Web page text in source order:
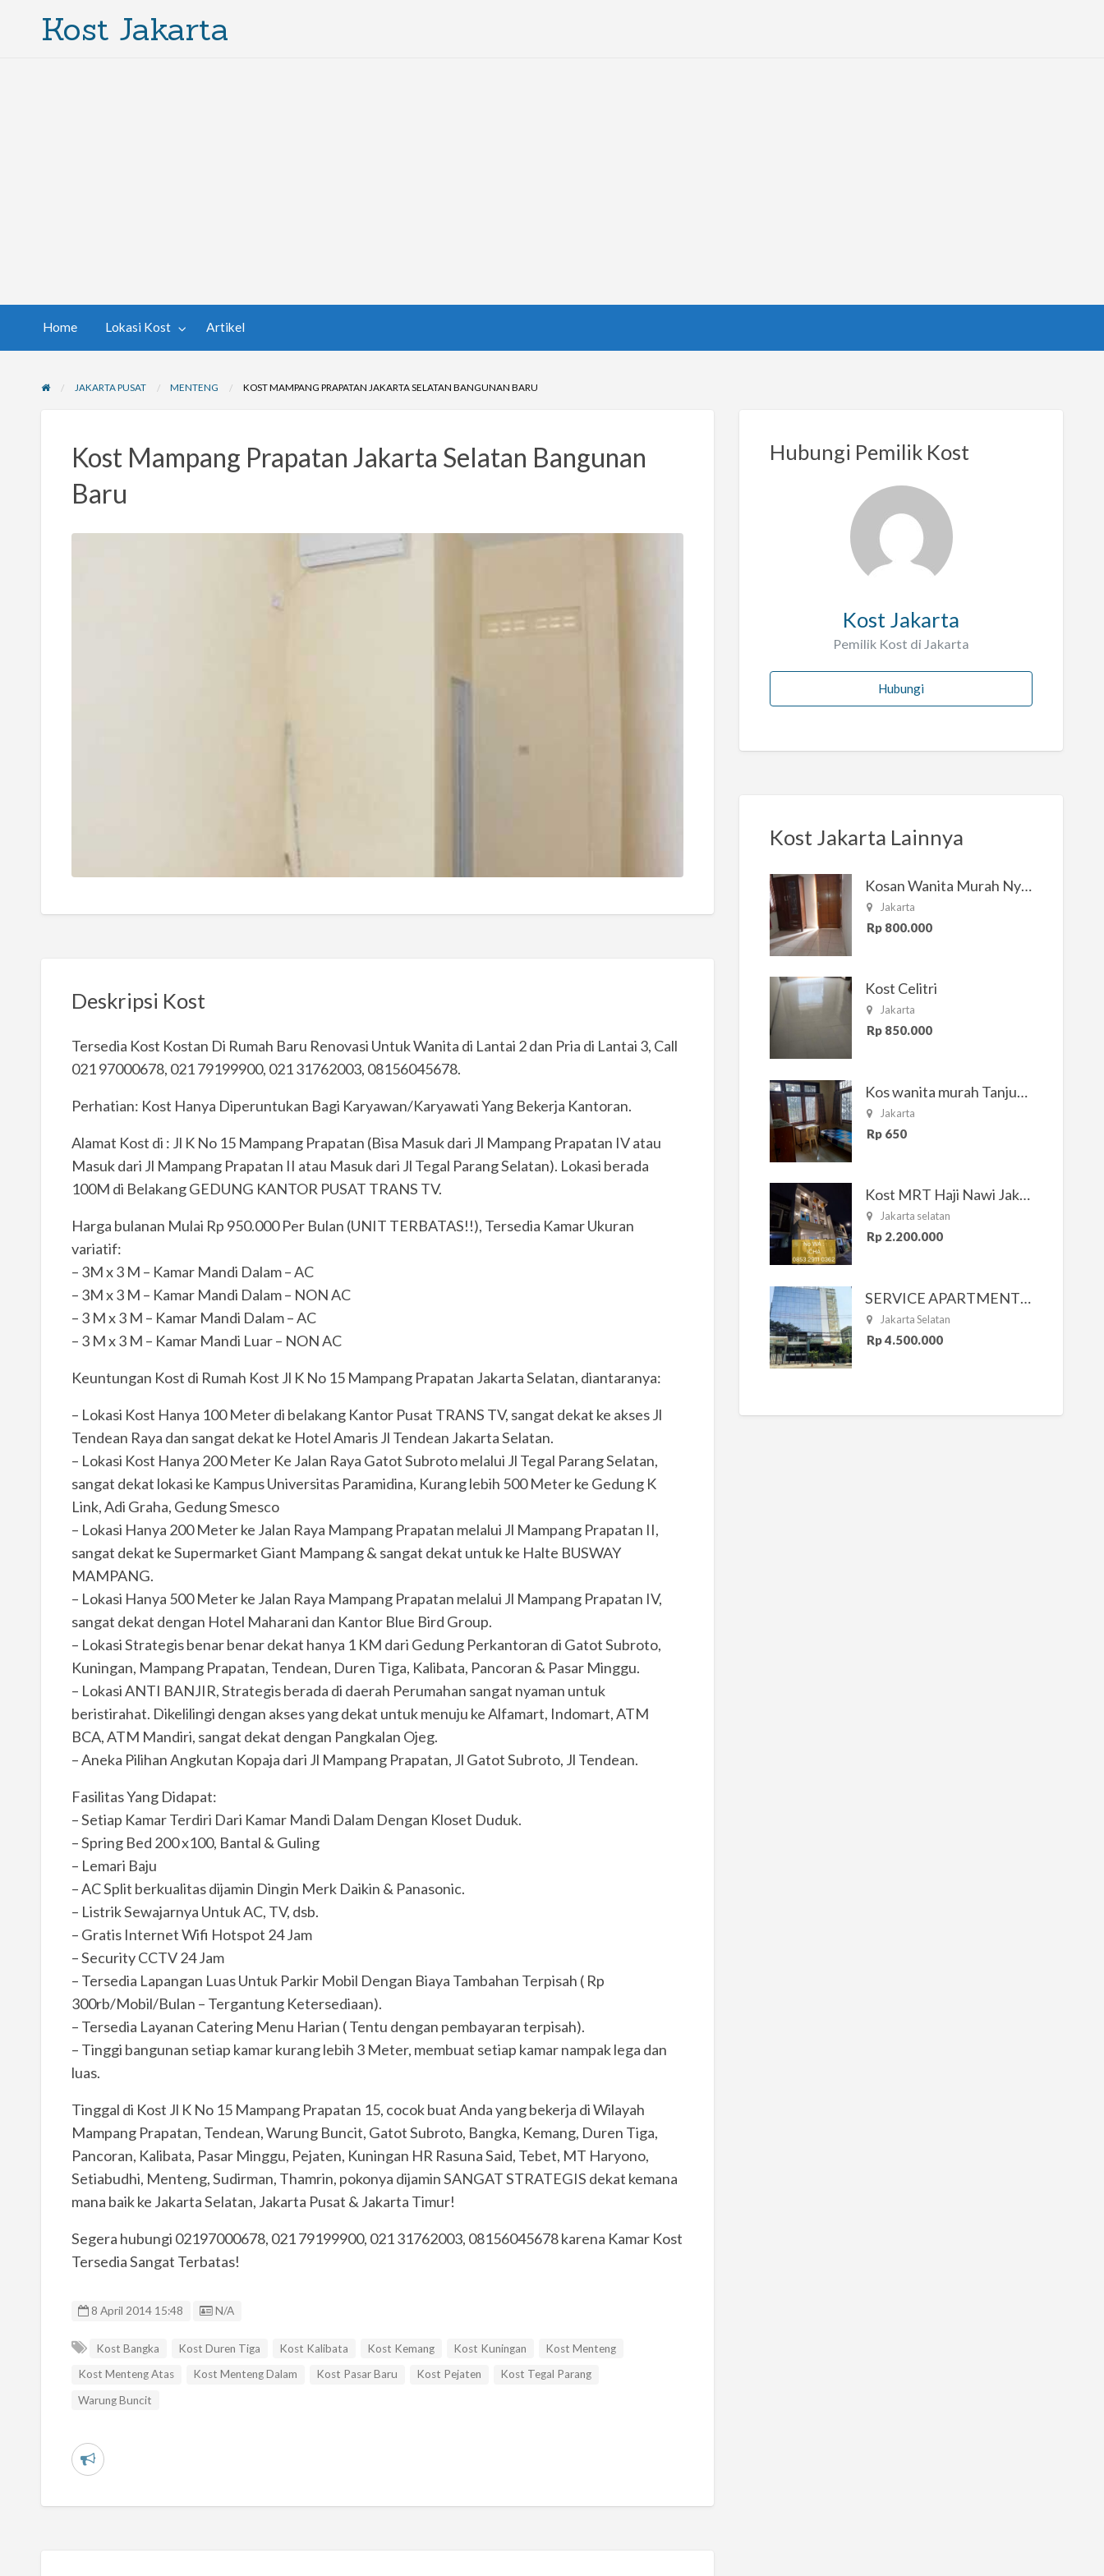
Kost Jakarta
Home Lokasi Kost Artikel
JAKARTA PUSAT MENTENG KOST MAMPANG PRAPATAN JAKARTA SELATAN BANGUNAN BARU
Kost Mampang Prapatan Jakarta Selatan Bangunan
Baru
Deskripsi Kost
Tersedia Kost Kostan Di Rumah Baru Renovasi Untuk Wanita di Lantai 2 dan Pria di Lantai 3, Call
021 97000678, 021 79199900, 021 31762003, 08156045678.
Perhatian: Kost Hanya Diperuntukan Bagi Karyawan/Karyawati Yang Bekerja Kantoran.
Alamat Kost di : Jl K No 15 Mampang Prapatan (Bisa Masuk dari Jl Mampang Prapatan IV atau
Masuk dari Jl Mampang Prapatan II atau Masuk dari Jl Tegal Parang Selatan). Lokasi berada
100M di Belakang GEDUNG KANTOR PUSAT TRANS TV.
Harga bulanan Mulai Rp 950.000 Per Bulan (UNIT TERBATAS!!), Tersedia Kamar Ukuran
variatif:
– 3M x 3 M – Kamar Mandi Dalam – AC
– 3M x 3 M – Kamar Mandi Dalam – NON AC
– 3 M x 3 M – Kamar Mandi Dalam – AC
– 3 M x 3 M – Kamar Mandi Luar – NON AC
Keuntungan Kost di Rumah Kost Jl K No 15 Mampang Prapatan Jakarta Selatan, diantaranya:
– Lokasi Kost Hanya 100 Meter di belakang Kantor Pusat TRANS TV, sangat dekat ke akses Jl
Tendean Raya dan sangat dekat ke Hotel Amaris Jl Tendean Jakarta Selatan.
– Lokasi Kost Hanya 200 Meter Ke Jalan Raya Gatot Subroto melalui Jl Tegal Parang Selatan,
sangat dekat lokasi ke Kampus Universitas Paramidina, Kurang lebih 500 Meter ke Gedung K
Link, Adi Graha, Gedung Smesco
– Lokasi Hanya 200 Meter ke Jalan Raya Mampang Prapatan melalui Jl Mampang Prapatan II,
sangat dekat ke Supermarket Giant Mampang & sangat dekat untuk ke Halte BUSWAY
MAMPANG.
– Lokasi Hanya 500 Meter ke Jalan Raya Mampang Prapatan melalui Jl Mampang Prapatan IV,
sangat dekat dengan Hotel Maharani dan Kantor Blue Bird Group.
– Lokasi Strategis benar benar dekat hanya 1 KM dari Gedung Perkantoran di Gatot Subroto,
Kuningan, Mampang Prapatan, Tendean, Duren Tiga, Kalibata, Pancoran & Pasar Minggu.
– Lokasi ANTI BANJIR, Strategis berada di daerah Perumahan sangat nyaman untuk
beristirahat. Dikelilingi dengan akses yang dekat untuk menuju ke Alfamart, Indomart, ATM
BCA, ATM Mandiri, sangat dekat dengan Pangkalan Ojeg.
– Aneka Pilihan Angkutan Kopaja dari Jl Mampang Prapatan, Jl Gatot Subroto, Jl Tendean.
Fasilitas Yang Didapat:
– Setiap Kamar Terdiri Dari Kamar Mandi Dalam Dengan Kloset Duduk.
– Spring Bed 200 x100, Bantal & Guling
– Lemari Baju
– AC Split berkualitas dijamin Dingin Merk Daikin & Panasonic.
– Listrik Sewajarnya Untuk AC, TV, dsb.
– Gratis Internet Wifi Hotspot 24 Jam
– Security CCTV 24 Jam
– Tersedia Lapangan Luas Untuk Parkir Mobil Dengan Biaya Tambahan Terpisah ( Rp
300rb/Mobil/Bulan – Tergantung Ketersediaan).
– Tersedia Layanan Catering Menu Harian ( Tentu dengan pembayaran terpisah).
– Tinggi bangunan setiap kamar kurang lebih 3 Meter, membuat setiap kamar nampak lega dan
luas.
Tinggal di Kost Jl K No 15 Mampang Prapatan 15, cocok buat Anda yang bekerja di Wilayah
Mampang Prapatan, Tendean, Warung Buncit, Gatot Subroto, Bangka, Kemang, Duren Tiga,
Pancoran, Kalibata, Pasar Minggu, Pejaten, Kuningan HR Rasuna Said, Tebet, MT Haryono,
Setiabudhi, Menteng, Sudirman, Thamrin, pokonya dijamin SANGAT STRATEGIS dekat kemana
mana baik ke Jakarta Selatan, Jakarta Pusat & Jakarta Timur!
Segera hubungi 02197000678, 021 79199900, 021 31762003, 08156045678 karena Kamar Kost
Tersedia Sangat Terbatas!
8 April 2014 15:48 Listing ID
N/A
Kost Bangka Kost Duren Tiga Kost Kalibata Kost Kemang Kost Kuningan
Kost Menteng
Kost Menteng Atas
Kost Menteng Dalam Kost Pasar Baru Kost Pejaten
Kost Tegal Parang
Warung Buncit
L
Hubungi Pemilik Kost
Kost Jakarta
Pemilik Kost di Jakarta
Hubungi
Kost Jakarta Lainnya
Kosan Wanita Murah Nyaman di Jakarta Selatan
Jakarta
Rp 800.000
Kost Celitri
Jakarta
Rp 850.000
Kos wanita murah Tanjung Duren Jakarta Barat
Jakarta
Rp 650
Kost MRT Haji Nawi Jakarta Selatan
Jakarta selatan
Rp 2.200.000
SERVICE APARTMENT SOUTH RESIDENCE
Jakarta Selatan
Rp 4.500.000